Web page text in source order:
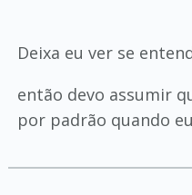
Deixa eu ver se
então devo assumir
por padrão quando